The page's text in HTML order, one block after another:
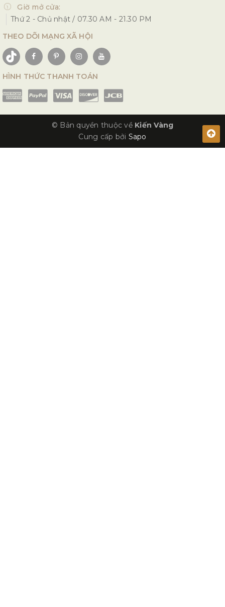
Giờ mở cửa:
Thứ 2 - Chủ nhật / 07.30 AM - 21.30 PM
THEO DÕI MẠNG XÃ HỘI
HÌNH THỨC THANH TOÁN
© Bản quyền thuộc về Kiến Vàng
Cung cấp bởi Sapo